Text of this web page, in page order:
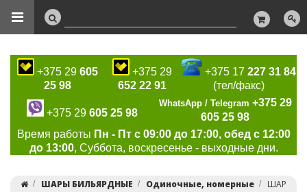
+375 29 605
25 98
+375 29
652 22 91
+375 17227 31 84
(тел/факс)
+375 29 605 25 98
WhatsApp / Telegram +375 29
605 25 98
Время работы Пн - Пт с 09:00 до 17:00, обед с 12:00
до 13:00, Суббота, воскресенье - выходные дни.
ШАРЫ БИЛЬЯРДНЫЕ Одиночные, номерные
ШАР